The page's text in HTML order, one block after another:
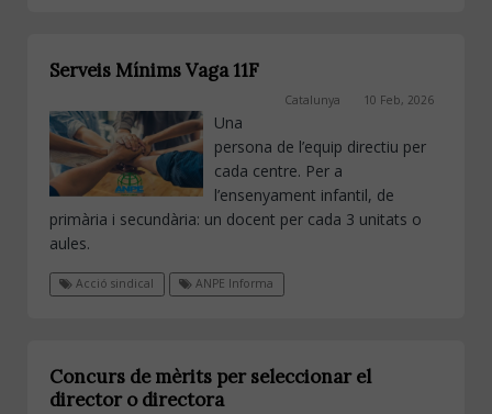
Serveis Mínims Vaga 11F
Catalunya 10 Feb, 2026
Una
persona de l’equip directiu per
cada centre. Per a
l’ensenyament infantil, de
primària i secundària: un docent per cada 3 unitats o
aules.
Acció sindical ANPE Informa
Concurs de mèrits per seleccionar el
director o directora